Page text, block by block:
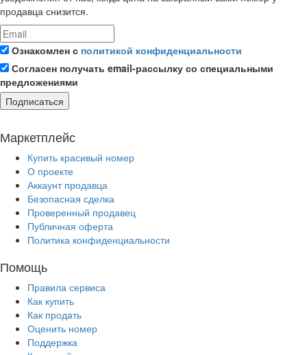
продавца снизится.
Ознакомлен с политикой конфиденциальности
Согласен получать email-рассылку со специальными
предложениями
Подписаться
Маркетплейс
Купить красивый номер
О проекте
Аккаунт продавца
Безопасная сделка
Проверенный продавец
Публичная оферта
Политика конфиденциальности
Помощь
Правила сервиса
Как купить
Как продать
Оценить номер
Поддержка